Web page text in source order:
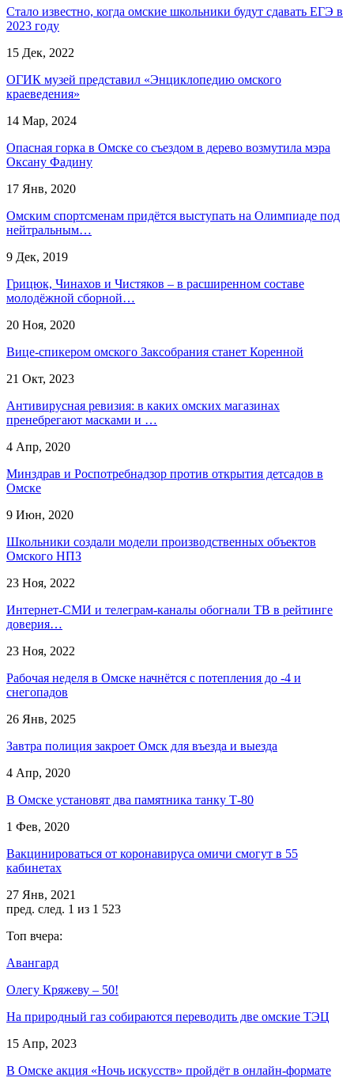
Стало известно, когда омские школьники будут сдавать ЕГЭ в
2023 году
15 Дек, 2022
ОГИК музей представил «Энциклопедию омского
краеведения»
14 Мар, 2024
Опасная горка в Омске со съездом в дерево возмутила мэра
Оксану Фадину
17 Янв, 2020
Омским спортсменам придётся выступать на Олимпиаде под
нейтральным…
9 Дек, 2019
Грицюк, Чинахов и Чистяков – в расширенном составе
молодёжной сборной…
20 Ноя, 2020
Вице-спикером омского Заксобрания станет Коренной
21 Окт, 2023
Антивирусная ревизия: в каких омских магазинах
пренебрегают масками и …
4 Апр, 2020
Минздрав и Роспотребнадзор против открытия детсадов в
Омске
9 Июн, 2020
Школьники создали модели производственных объектов
Омского НПЗ
23 Ноя, 2022
Интернет-СМИ и телеграм-каналы обогнали ТВ в рейтинге
доверия…
23 Ноя, 2022
Рабочая неделя в Омске начнётся с потепления до -4 и
снегопадов
26 Янв, 2025
Завтра полиция закроет Омск для въезда и выезда
4 Апр, 2020
В Омске установят два памятника танку Т-80
1 Фев, 2020
Вакцинироваться от коронавируса омичи смогут в 55
кабинетах
27 Янв, 2021
пред. след. 1 из 1 523
Топ вчера:
Авангард
Олегу Кряжеву – 50!
На природный газ собираются переводить две омские ТЭЦ
15 Апр, 2023
В Омске акция «Ночь искусств» пройдёт в онлайн-формате